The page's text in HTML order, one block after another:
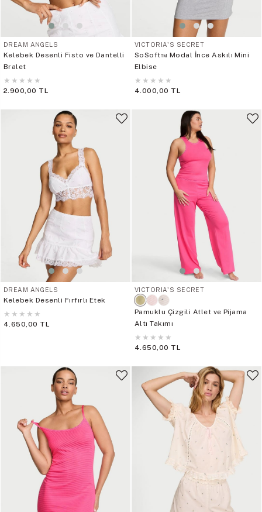
DREAM ANGELS
Kelebek Desenli Fisto ve Dantelli
Bralet
★ ★ ★ ★ ★
2.900,00 TL
VICTORIA'S SECRET
SoSoft™ Modal İnce Askılı Mini
Elbise
★ ★ ★ ★ ★
4.000,00 TL
DREAM ANGELS
Kelebek Desenli Fırfırlı Etek
★ ★ ★ ★ ★
4.650,00 TL
VICTORIA'S SECRET
Pamuklu Çizgili Atlet ve Pijama
Altı Takımı
★ ★ ★ ★ ★
4.650,00 TL